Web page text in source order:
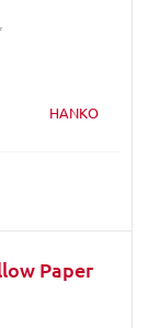
HANKO
Paper